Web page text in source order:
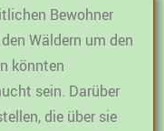
Bewohner
Wäldern um den
könnten
sein. Darüber
die über sie